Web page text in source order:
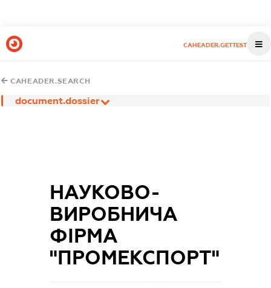
CAHEADER.GETTEST
CAHEADER.SEARCH
document.dossier
НАУКОВО-
ВИРОБНИЧА
ФІРМА
"ПРОМЕКСПОРТ"